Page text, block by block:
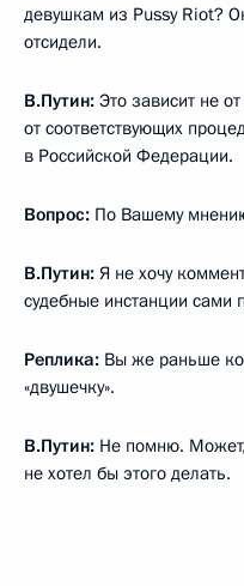
девушкам из Pussy Riot?
отсидели.
В.Путин: Это зависит не
от соответствующих
в Российской Федерации.
Вопрос: По Вашему
В.Путин: Я не хочу
судебные инстанции
Реплика: Вы же раньше
«двушечку».
В.Путин: Не помню.
не хотел бы этого делать.